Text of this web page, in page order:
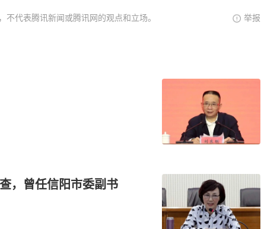
代表腾讯新闻或腾讯网的观点和立场。 举报
，曾任信阳市委副书